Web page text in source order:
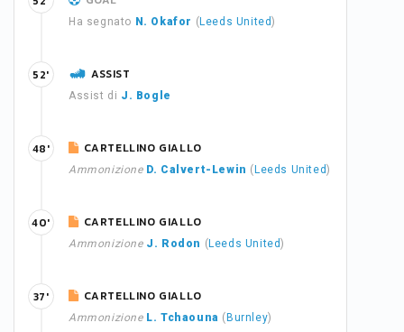
Ha segnato N. Okafor ( Leeds United)
ASSIST
Assist di J. Bogle
52'
CARTELLINO GIALLO
Ammonizione D. Calvert-Lewin ( Leeds United)
48'
CARTELLINO GIALLO
Ammonizione J. Rodon ( Leeds United)
40'
CARTELLINO GIALLO
Ammonizione L. Tchaouna ( Burnley)
37'